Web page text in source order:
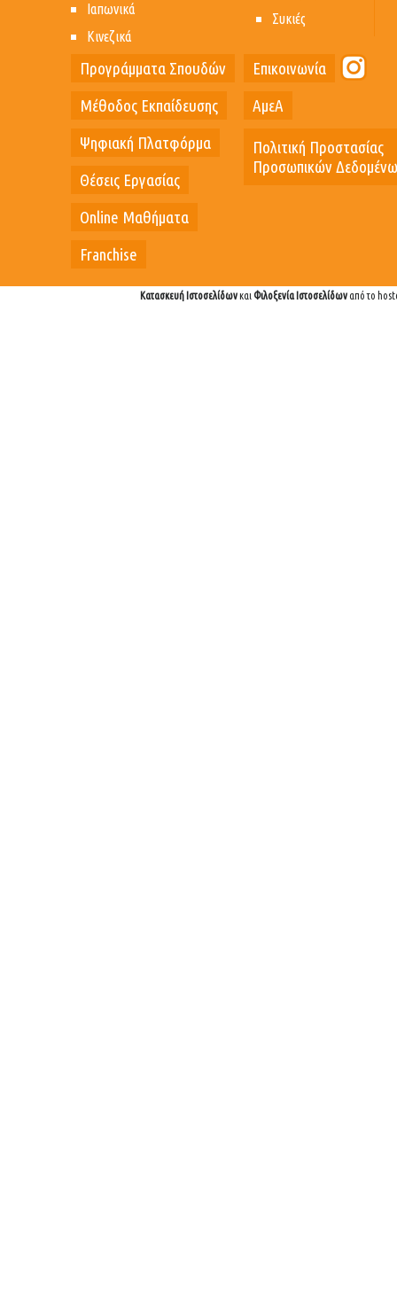
Ιαπωνικά
Κινεζικά
Συκιές
Προγράμματα Σπουδών
Μέθοδος Εκπαίδευσης
Ψηφιακή Πλατφόρμα
Θέσεις Εργασίας
Online Μαθήματα
Franchise
Επικοινωνία
ΑμεΑ
Πολιτική Προστασίας
Προσωπικών
Κατασκευή Ιστοσελίδωνκαι Φιλοξενία Ιστοσελίδωναπό το